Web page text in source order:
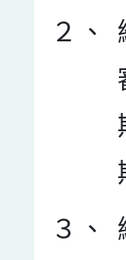
２、
３、